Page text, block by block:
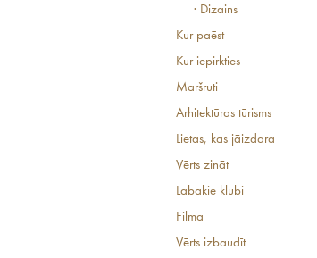
· Dizains
Kur paēst
Kur iepirkties
Maršruti
Arhitektūras tūrisms
Lietas, kas jāizdara
Vērts zināt
Labākie klubi
Filma
Vērts izbaudīt